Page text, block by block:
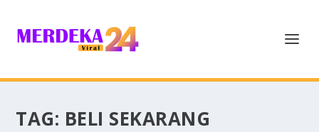
TAG: BELI SEKARANG